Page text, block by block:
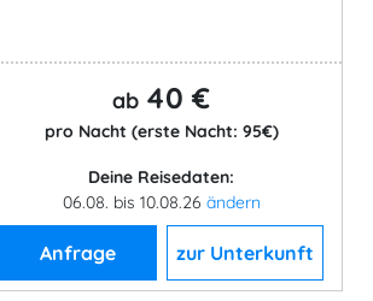
ab 40 €
pro Nacht (erste Nacht: 95€)
Deine Reisedaten:
06.08. bis 10.08.26 ändern
Anfrage zur Unterkunft